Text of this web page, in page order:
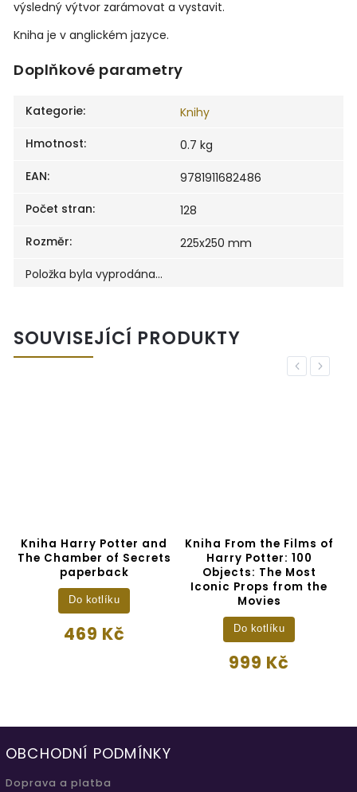
výsledný výtvor zarámovat a vystavit.
Kniha je v anglickém jazyce.
Doplňkové parametry
Kategorie:
Knihy
Hmotnost:
0.7 kg
EAN:
9781911682486
Počet stran:
128
Rozměr:
225x250 mm
Položka byla vyprodána…
SOUVISEJÍCÍ PRODUKTY
Previous
Kniha Harry Potter and
The Chamber of Secrets
paperback
469 Kč
Do kotlíku
Kniha From the Films of
Harry Potter: 100
Objects: The Most
Iconic Props from the
Movies
999 Kč
Do kotlíku
Next
OBCHODNÍ PODMÍNKY
Doprava a platba